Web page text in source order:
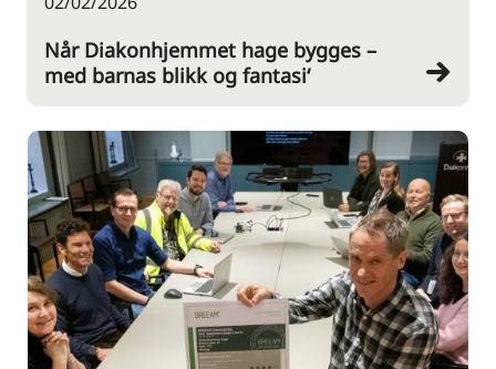
Når Diakonhjemmet hage bygges –
med barnas blikk og fantasi‘